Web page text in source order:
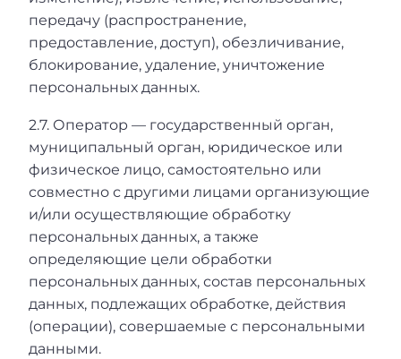
передачу (распространение,
предоставление, доступ), обезличивание,
блокирование, удаление, уничтожение
персональных данных.
2.7. Оператор — государственный орган,
муниципальный орган, юридическое или
физическое лицо, самостоятельно или
совместно с другими лицами организующие
и/или осуществляющие обработку
персональных данных, а также
определяющие цели обработки
персональных данных, состав персональных
данных, подлежащих обработке, действия
(операции), совершаемые с персональными
данными.